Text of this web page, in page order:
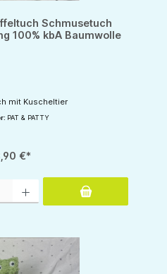
Schmusetuch
100% kbA Baumwolle
mit Kuscheltier
PAT & PATTY
€*